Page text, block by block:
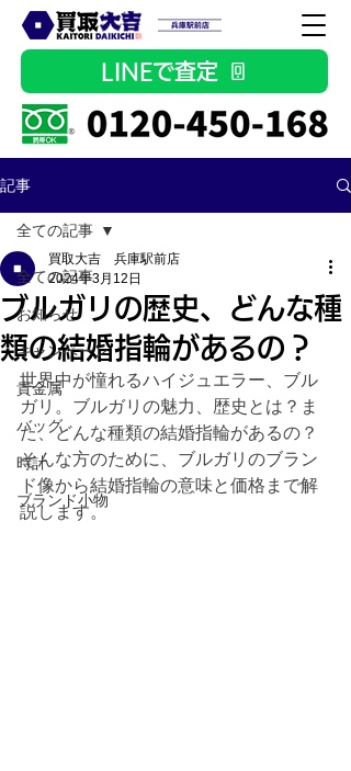
LINEで査定
記事
全ての記事
お知らせ
キャンペーン
貴金属
バッグ
時計
ブランド小物
全ての記事
ブルガリの歴史、どんな種
類の結婚指輪があるの？
買取大吉 兵庫駅前店
2024年3月12日
世界中が憧れるハイジュエラー、ブル
ガリ。ブルガリの魅力、歴史とは？ま
た、どんな種類の結婚指輪があるの？
そんな方のために、ブルガリのブラン
ド像から結婚指輪の意味と価格まで解
説します。